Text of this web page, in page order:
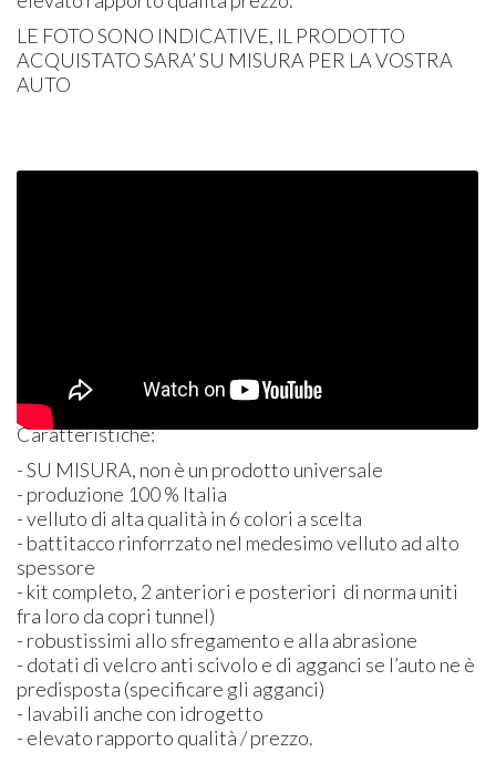
LE FOTOSONO INDICATIVE, IL PRODOTTO
ACQUISTATOSARA’ SU MISURA PER LAVOSTRA
AUTO
Caratteristiche:
- SU MISURA, non è un prodotto universale
- produzione 100 % Italia
- velluto di alta qualità in 6 colori a scelta
- battitacco rinforrzato nel medesimo velluto ad alto
spessore
- kit completo, 2 anteriori e posteriori di norma uniti
fra loro da copri tunnel)
- robustissimi allo sfregamento e alla abrasione
- dotati di velcro anti scivolo e di agganci se l’auto ne è
predisposta (specificare gli agganci)
- lavabili anche con idrogetto
- elevato rapporto qualità / prezzo.